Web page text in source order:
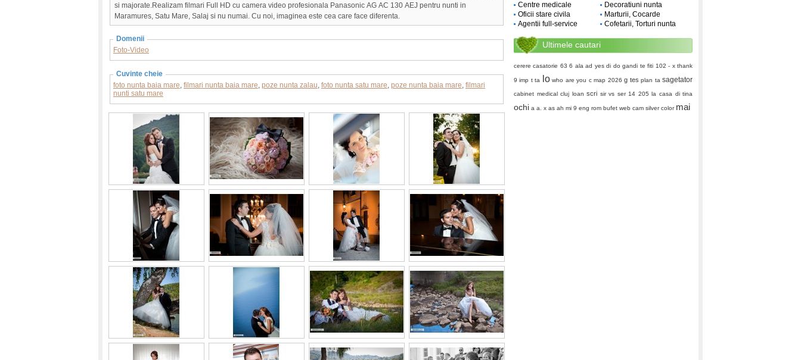
si majorate.Realizam filmari Full HD cu camera video profesionala Panasonic AG AC 130 AEJ pentru nunti in
Maramures, Satu Mare, Salaj si nu numai. Cu noi, imaginea este cea care face diferenta.
Domenii
Foto-Video
Cuvinte cheie
foto nunta baia mare, filmari nunta baia mare, poze nunta zalau, foto nunta satu mare, poze nunta baia mare, filmari
nunti satu mare
Centre medicale
Oficii stare civila
Agentii full-service
Decoratiuni nunta
Marturii, Cocarde
Cofetarii, Torturi nunta
Ultimele cautari
cerere casatorie 63 6 ala ad yes di do gandi te fiti 102 - x thank
9 imp t ta lo who are you c map 2026 g tes plan ta sagetator
cabinet medical cluj loan scri sir vs ser 14 205 la casa di tina
ochi a a. x as ah mi 9 eng rom bufet web cam silver color mai